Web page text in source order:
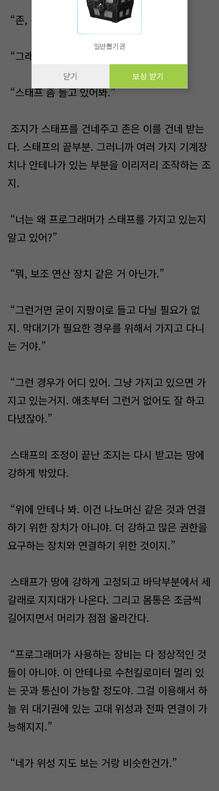
“존, 잠깐 나 좀 도와주겠어?”
“그래, 뭔데.”
“스태프 좀 들고 있어봐.”
조지가 스태프를 건네주고 존은 이를 건네 받는
다. 스태프의 끝부분. 그러니까 여러 가지 기계장
치나 안테나가 있는 부분을 이리저리 조작하는 조
지.
“너는 왜 프로그래머가 스태프를 가지고 있는지
알고 있어?”
“뭐, 보조 연산 장치 같은 거 아닌가.”
“그런거면 굳이 지팡이로 들고 다닐 필요가 없
지. 막대기가 필요한 경우를 위해서 가지고 다니
는 거야.”
“그런 경우가 어디 있어. 그냥 가지고 있으면 가
지고 있는거지. 애초부터 그런거 없어도 잘 하고
다녔잖아.”
스태프의 조정이 끝난 조지는 다시 받고는 땅에
강하게 밖았다.
“위에 안테나 봐. 이건 나노머신 같은 것과 연결
하기 위한 장치가 아니야. 더 강하고 많은 권한을
요구하는 장치와 연결하기 위한 것이지.”
스태프가 땅에 강하게 고정되고 바닥부분에서 세
갈래로 지지대가 나온다. 그리고 몸통은 조금씩
길어지면서 머리가 점점 올라간다.
“프로그래머가 사용하는 장비는 다 정상적인 것
들이 아니야. 이 안테나로 수천킬로미터 멀리 있
는 곳과 통신이 가능할 정도야. 그걸 이용해서 하
늘 위 대기권에 있는 고대 위성과 전파 연결이 가
능해지지.”
“네가 위성 지도 보는 거랑 비슷한건가.”
일반뽑기권
닫기 보상 받기